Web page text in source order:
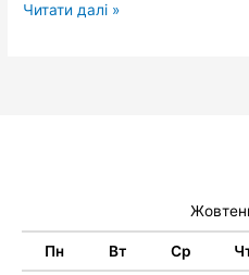
Читати далі »
Пн Вт Ср